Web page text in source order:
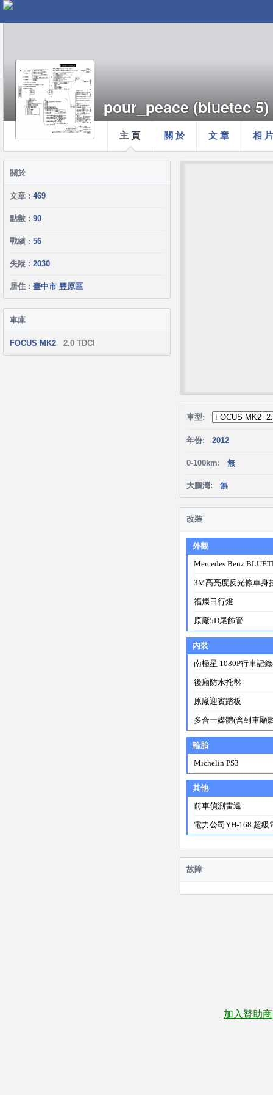
主 頁 關 於 文 章 相 片
pour_peace (bluetec 5)
關於
文章 : 469
點數 : 90
戰績 : 56
失蹤 : 2030
居住 : 臺中市 豐原區
車庫
FOCUS MK2 2.0 TDCI
車型:
年份: 2012
0-100km: 無
大鵬灣: 無
改裝
外觀
Mercedes Benz
3M高亮度反光條車身
福燦日行燈
原廠5D尾飾管
內裝
南極星 1080P行車記
後廂防水托盤
原廠迎賓踏板
多合一媒體(含到車顯
輪胎
Michelin PS3
其他
前車偵測雷達
電力公司YH-168 超級
故障
加入贊助商